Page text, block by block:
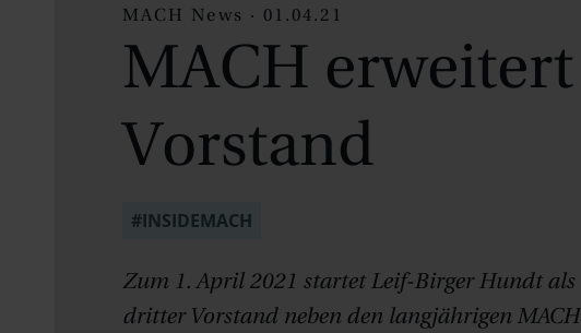
MACH News · 01.04.21
MACH erweitert
Vorstand
#INSIDEMACH
Zum 1. April 2021 startet Leif-Birger Hundt als
dritter Vorstand neben den langjährigen MACH